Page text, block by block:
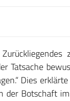
Tatsache
Dies
der Botschaft